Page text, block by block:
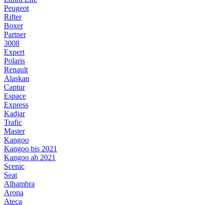
Peugeot
Rifter
Boxer
Partner
3008
Expert
Polaris
Renault
Alaskan
Captur
Espace
Express
Kadjar
Trafic
Master
Kangoo
Kangoo bis 2021
Kangoo ab 2021
Scenic
Seat
Alhambra
Arona
Ateca